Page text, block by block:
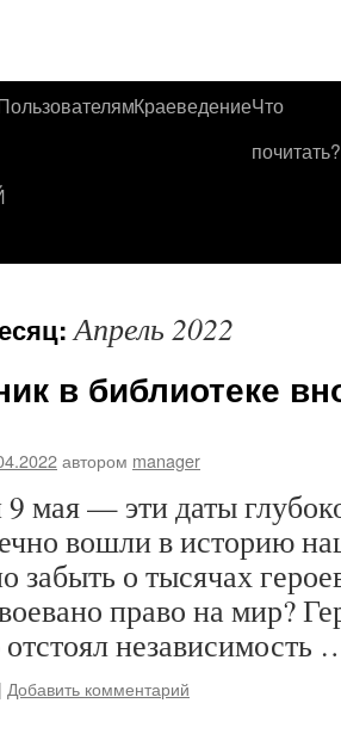
КраеведениеЧто
почитать?
Апрель 2022
в библиотеке
автором manager
мая — эти даты
вошли в историю
забыть о тысячах
право на мир?
отстоял
| Добавить комментарий